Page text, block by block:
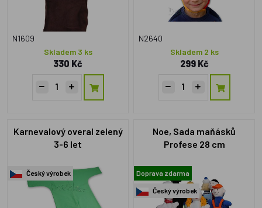
N1609
Skladem 3 ks
330 Kč
N2640
Skladem 2 ks
299 Kč
Karnevalový overal zelený
3-6 let
Český výrobek
Noe, Sada maňásků
Profese 28 cm
Doprava zdarma
Český výrobek